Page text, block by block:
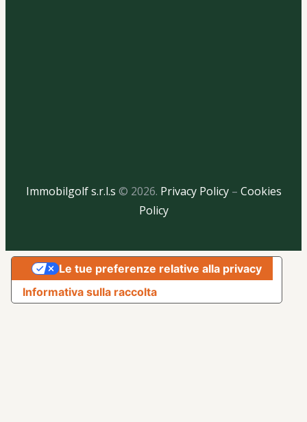
Immobilgolf s.r.l.s © 2026. Privacy Policy– Cookies
Policy
Informativa sulla raccolta
Le tue preferenze relative alla privacy